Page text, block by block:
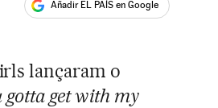
Añadir EL PAÍS en Google
lançaram o
get with my